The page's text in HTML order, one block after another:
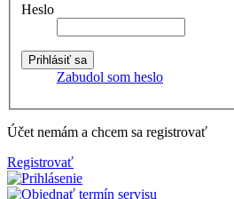
Heslo
Zabudol som heslo
Účet nemám a chcem sa registrovať
Registrovať